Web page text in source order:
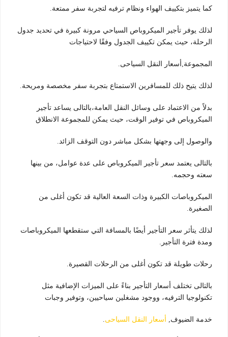
كما يتميز بتكييف الهواء ونظام ترفيه لتجربة سفر ممتعة.
لذلك يوفر تأجير الميكروباص السياحي مرونة كبيرة في تحديد جدول
الرحلة، حيث يمكن تكييف الجدول وفقًا لاحتياجات
المجموعة,أسعار النقل السياحى.
لذلك يتيح ذلك للمسافرين الاستمتاع بتجربة سفر مخصصة ومريحة.
بدلاً من الاعتماد على وسائل النقل العامة،بالتالى يساعد تأجير
الميكروباص في توفير الوقت، حيث يمكن للمجموعة الانطلاق
والوصول إلى وجهتها بشكل مباشر دون التوقف الزائد.
بالتالى يعتمد سعر تأجير الميكروباص على عدة عوامل، من بينها
سعته وحجمه.
الميكروباصات الكبيرة وذات السعة العالية قد تكون أغلى من
الصغيرة.
لذلك يتأثر سعر التأجير أيضًا بالمسافة التي ستقطعها الميكروباصات
ومدة فترة التأجير.
رحلات طويلة قد تكون أغلى من الرحلات القصيرة.
بالتالى تختلف أسعار التأجير بناءً على الميزات الإضافية مثل
تكنولوجيا الترفيه، ووجود مشغلين سياحيين، وتوفير وجبات
خدمة الضيوف, أسعار النقل السياحى.